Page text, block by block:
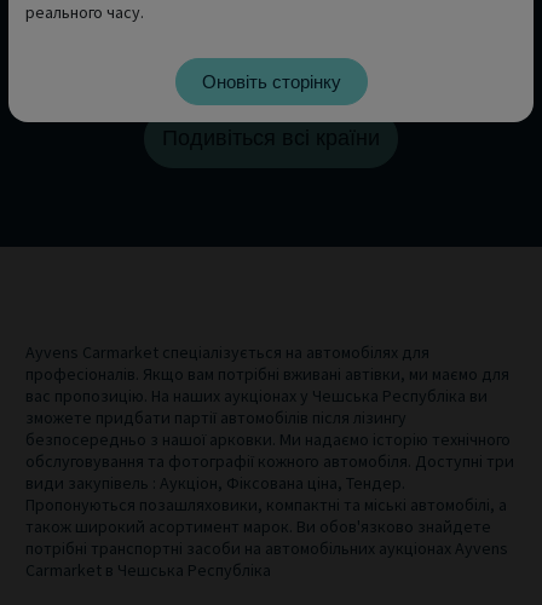
інших країнах?
Ayvens Carmarket спеціалізується на автомобілях для
професіоналів. Якщо вам потрібні вживані автівки, ми маємо для
вас пропозицію. На наших аукціонах у Чешська Республіка ви
зможете придбати партії автомобілів після лізингу
безпосередньо з нашої арковки. Ми надаємо історію технічного
обслуговування та фотографії кожного автомобіля. Доступні три
види закупівель : Аукціон, Фіксована ціна, Тендер.
Пропонуються позашляховики, компактні та міські автомобілі, а
також широкий асортимент марок. Ви обов'язково знайдете
потрібні транспортні засоби на автомобільних аукціонах Ayvens
Carmarket в Чешська Республіка
реального часу.
Оновіть сторінку